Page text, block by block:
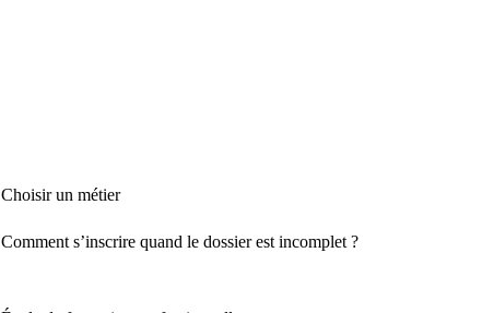
Choisir un métier
Comment s’inscrire quand le dossier est incomplet ?